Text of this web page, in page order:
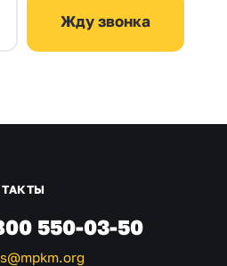
Жду звонка
550-03-50